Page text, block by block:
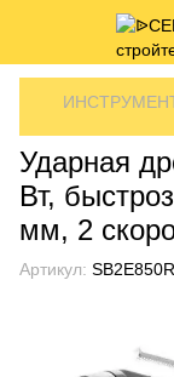
Ударная
Вт,
мм, 2
Артикул: SB2E850R